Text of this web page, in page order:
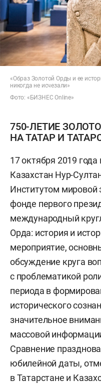
«Образ Золотой Орды и ее
никогда не исчезали»
Фото: «БИЗНЕС Online»
750-ЛЕТИЕ
НА ТАТАР И
17 октября 2019
Казахстан Нур-
Институтом мировой
фонде первого
международный
Орда: история и
мероприятие,
обсуждение круга
с проблематикой
периода в
исторического
значительное
массовой
Сравнение
юбилейной даты,
в Татарстане и